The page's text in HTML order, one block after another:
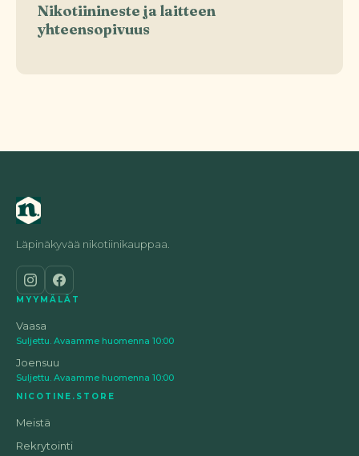
Nikotiinineste ja laitteen
yhteensopivuus
Läpinäkyvää nikotiinikauppaa.
MYYMÄLÄT
Vaasa
Suljettu. Avaamme huomenna 10:00
Joensuu
Suljettu. Avaamme huomenna 10:00
NICOTINE.STORE
Meistä
Rekrytointi